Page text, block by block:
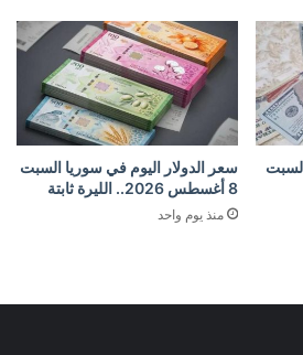
سعر الدولار اليوم في سوريا السبت
8 أغسطس 2026.. الليرة ثابتة
منذ يوم واحد